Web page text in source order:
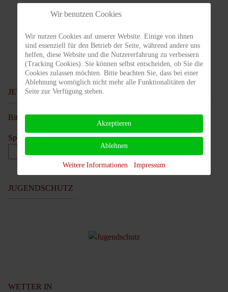
JETZT SPENDEN!
Bitte unterstütze unseren Verein, Danke!
Spendenbetrag
JUGENDSCHUTZ
WETTER IN
Wir benutzen Cookies
Wir nutzen Cookies auf unserer Website. Einige von ihnen
sind essenziell für den Betrieb der Seite, während andere uns
helfen, diese Website und die Nutzererfahrung zu verbessern
(Tracking Cookies). Sie können selbst entscheiden, ob Sie die
Cookies zulassen möchten. Bitte beachten Sie, dass bei einer
Ablehnung womöglich nicht mehr alle Funktionalitäten der
Seite zur Verfügung stehen.
Akzeptieren
Ablehnen
Weitere Informationen Impressum